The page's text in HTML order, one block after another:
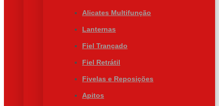
Alicates Multifunção
Lanternas
Fiel Trançado
Fiel Retrátil
Fivelas e Reposições
Apitos